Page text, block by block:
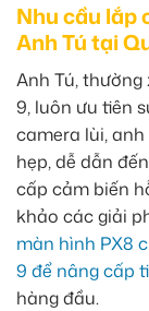
Nhu cầu lắp
Anh Tú tại
Anh Tú,
9, luôn ưu tiên
camera lùi,
hẹp, dễ dẫn
cấp cảm biến
khảo các giải
màn hình PX8
9 để nâng cấp
hàng đầu.